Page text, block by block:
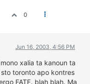
0
Jun 16, 2003, 4:56 PM
xalia ta kanoun ta
toronto apo kontres
FATF. blah blah. Ma